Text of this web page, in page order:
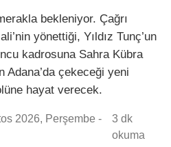
bekleniyor. Çağrı
yönettiği, Yıldız Tunç’un
kadrosuna Sahra Kübra
Adana’da çekeceği yeni
hayat verecek.
2026, Perşembe -
3 dk
okuma